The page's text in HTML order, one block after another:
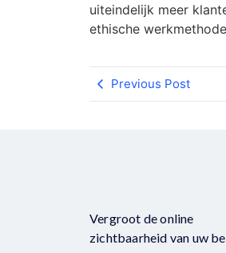
uiteindelijk meer
ethische
Previous Post
Vergroot de online
zichtbaarheid van uw